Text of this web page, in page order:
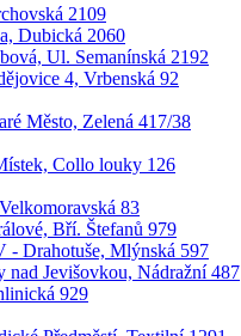
2109
Dubická 2060
Ul. Semanínská 2192
4, Vrbenská 92
Město, Zelená 417/38
Collo louky 126
83
Bří. Štefanů 979
- Drahotuše, Mlýnská 597
nad Jevišovkou, Nádražní 487
929